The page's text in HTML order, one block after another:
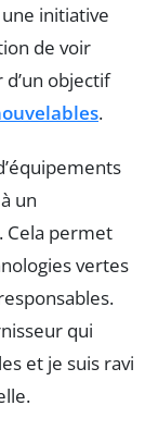
initiative
de voir
objectif
.
un
. Cela permet
vertes
qui
et je suis ravi